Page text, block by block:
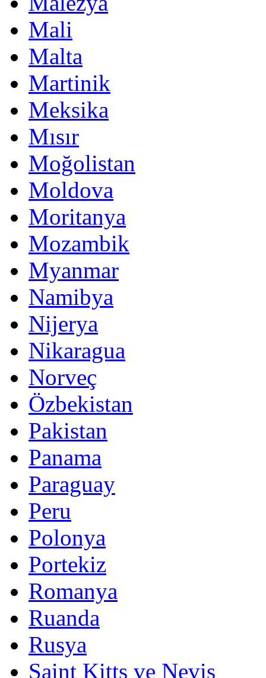
Mali
Malta
Martinik
Meksika
Mısır
Moğolistan
Moldova
Moritanya
Mozambik
Myanmar
Namibya
Nijerya
Nikaragua
Norveç
Özbekistan
Pakistan
Panama
Paraguay
Peru
Polonya
Portekiz
Romanya
Ruanda
Rusya
Saint Kitts ve Nevis